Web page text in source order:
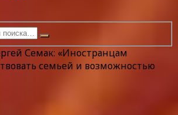
Семак: «Иностранцам
семьей и возможностью